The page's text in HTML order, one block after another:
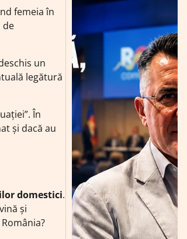
femeia în
de
un
legătură
În
și dacă au
domestici.
și